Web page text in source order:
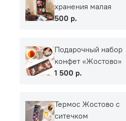
хранения малая
500 р.
Подарочный набор
конфет «Жостово»
1 500 р.
Термос Жостово с
ситечком